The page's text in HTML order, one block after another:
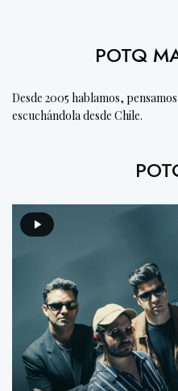
POTQ
Desde 2005 hablamos,
escuchándola desde Chile.